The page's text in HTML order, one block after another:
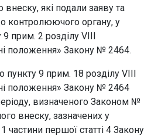
внеску, які подали заяву та
контролюючого органу, у
9 прим. 2 розділу VIII
положення» Закону № 2464.
пункту 9 прим. 18 розділу VIII
положення» Закону № 2464
визначеного Законом №
внеску, зазначених у
частини першої статті 4 Закону